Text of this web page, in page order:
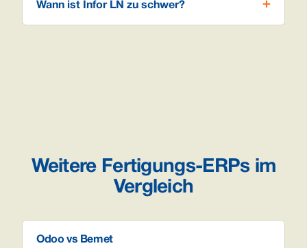
Wann ist Infor LN zu schwer?
Weitere Fertigungs-ERPs im
Vergleich
Odoo vs Bemet